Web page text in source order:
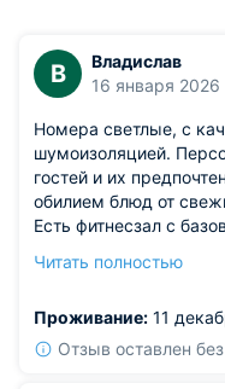
В
Владислав
16 января 2026
Номера светлые, с
шумоизоляцией.
гостей и их
обилием блюд от
Есть фитнесзал с
Из недостатков: в
Читать полностью
Проживание: 11
Отзыв оставлен